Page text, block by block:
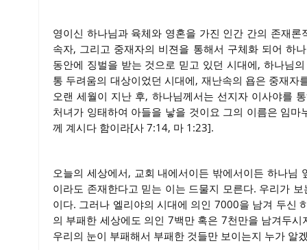
영이신 하나님과 육체와 영혼을 가진 인간 간의 존재
속자, 그리고 중재자의 비젼을 통해서 구체화 되어 하
동안에 징벌을 받는 것으로 믿고 있던 시대에, 하나님
통 두려움의 대상이었던 시대에, 재난속의 욥은 중재
오랜 세월이 지난 후, 하나님께서는 선지자 이사야를
처녀가 잉태하여 아들을 낳을 것이요 그의 이름은 임
께 계시다 함이라[사 7:14, 마 1:23].
오늘의 세상에서, 교회 내에서이든 밖에서이든 하나
이라도 존재한다고 믿는 이는 드물지 모른다. 우리가
이다. 그러나 엘리야의 시대에 의인 7000을 남겨 두신
의 부패한 세상에도 의인 7백만 혹은 7천만을 남겨두
우리의 눈이 부패해서 부패한 것들만 보이는지 누가 알